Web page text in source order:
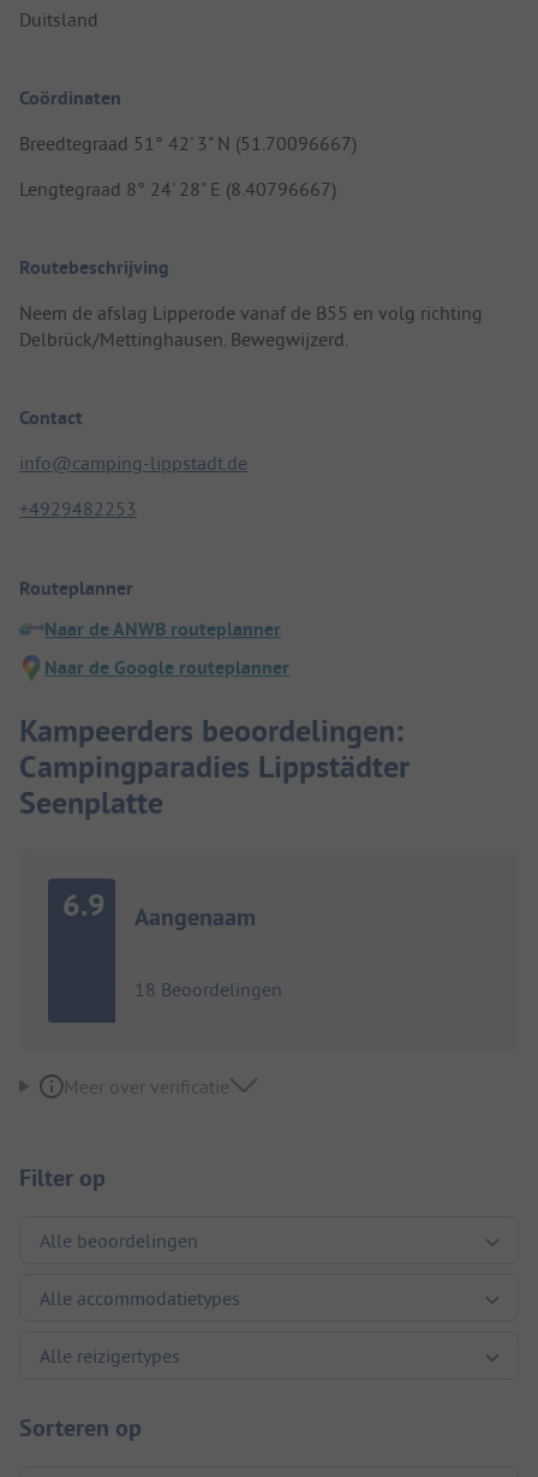
Duitsland
Coördinaten
Breedtegraad 51° 42' 3" N (51.70096667)
Lengtegraad 8° 24' 28" E (8.40796667)
Routebeschrijving
Neem de afslag Lipperode vanaf de B55 en volg richting
Delbrück/Mettinghausen. Bewegwijzerd.
Contact
info@camping-lippstadt.de
+4929482253
Routeplanner
Naar de ANWB routeplanner
Naar de Google routeplanner
Kampeerders beoordelingen:
Campingparadies Lippstädter
Seenplatte
6.9 Aangenaam
18 Beoordelingen
Meer over verificatie
Filter op
Sorteren op